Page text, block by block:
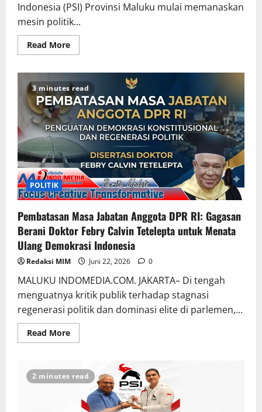
Indonesia (PSI) Provinsi Maluku mulai memanaskan
mesin politik...
Read More
3 minutes read
POLITIK
Pembatasan Masa Jabatan Anggota DPR RI: Gagasan
Berani Doktor Febry Calvin Tetelepta untuk Menata
Ulang Demokrasi Indonesia
Redaksi MIM Juni 22, 2026 0
MALUKU INDOMEDIA.COM. JAKARTA– Di tengah
menguatnya kritik publik terhadap stagnasi
regenerasi politik dan dominasi elite di parlemen,...
Read More
2 minutes read